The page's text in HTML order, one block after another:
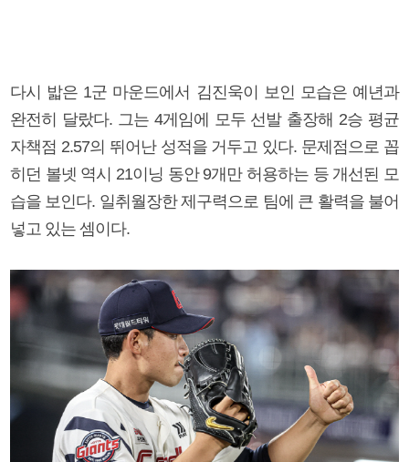
다시 밟은 1군 마운드에서 김진욱이 보인 모습은 예년과
완전히 달랐다. 그는 4게임에 모두 선발 출장해 2승 평균
자책점 2.57의 뛰어난 성적을 거두고 있다. 문제점으로 꼽
히던 볼넷 역시 21이닝 동안 9개만 허용하는 등 개선된 모
습을 보인다. 일취월장한 제구력으로 팀에 큰 활력을 불어
넣고 있는 셈이다.